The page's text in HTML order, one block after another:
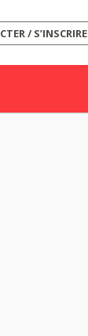
/ S’INSCRIRE